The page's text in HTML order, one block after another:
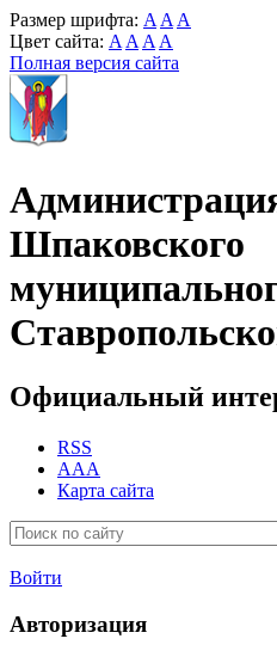
Размер шрифта: A A A
Цвет сайта: A A A A
Полная версия сайта
Шпаковского
Официальный
RSS
AAA
Карта сайта
Войти
Авторизация